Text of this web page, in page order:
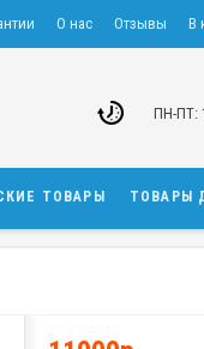
О нас Отзывы В
ПН-ПТ:
ТОВАРЫ ТОВАРЫ